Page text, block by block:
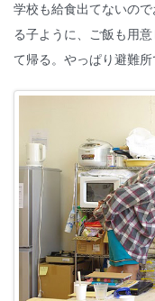
学校も給食出てないの
る子ように、ご飯も用
て帰る。やっぱり避難所